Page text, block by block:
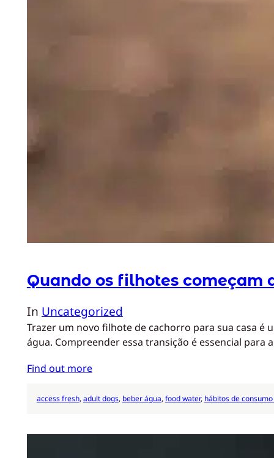
Quando os filhotes começam
In Uncategorized
Trazer um novo filhote de cachorro para sua casa é
água. Compreender essa transição é essencial
Find out more
access fresh, adult dogs, beber água, food water, hábitos de